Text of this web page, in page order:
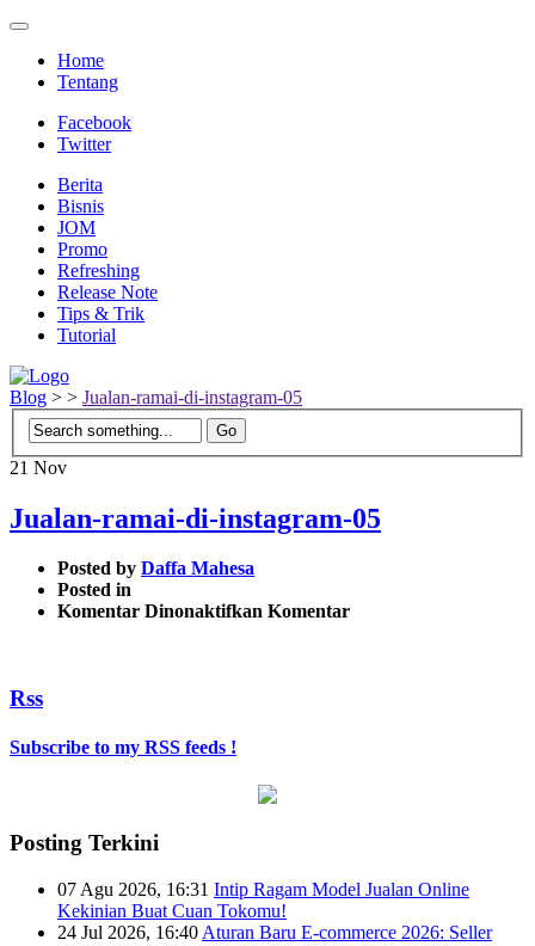
Home
Tentang
Facebook
Twitter
Berita
Bisnis
JOM
Promo
Refreshing
Release Note
Tips & Trik
Tutorial
Blog > > Jualan-ramai-di-instagram-05
21 Nov
Jualan-ramai-di-instagram-05
Posted by Daffa Mahesa
Posted in
Komentar Dinonaktifkan pada
Komentar
Rss
Subscribe to my RSS feeds !
Posting Terkini
07 Agu 2026, 16:31 Intip Ragam Model Jualan Online
Kekinian Buat Cuan Tokomu!
24 Jul 2026, 16:40 Aturan Baru E-commerce 2026: Seller